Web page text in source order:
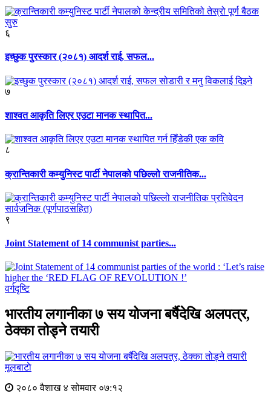
६
इच्छुक पुरस्कार (२०८१) आदर्श राई, सफल...
७
शाश्वत आकृति लिएर एउटा मानक स्थापित...
८
क्रान्तिकारी कम्युनिस्ट पार्टी नेपालको पछिल्लो राजनीतिक...
९
Joint Statement of 14 communist parties...
वर्गदृष्टि
भारतीय लगानीका ७ सय योजना बर्षैदेखि अलपत्र,
ठेक्का तोड्ने तयारी
मूलबाटाे
२०८० वैशाख ४ सोमवार ०७:१२